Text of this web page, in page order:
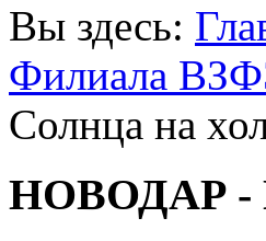
Вы здесь:
Филиала
Солнца на
НОВОДАР -